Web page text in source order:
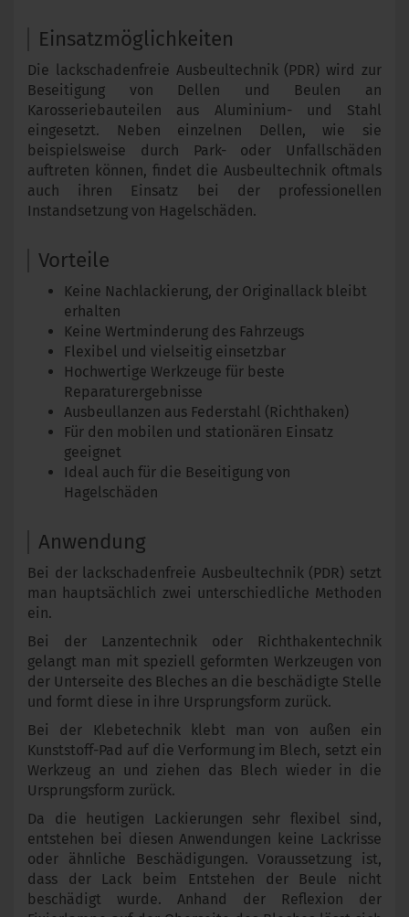
Einsatzmöglichkeiten
Die lackschadenfreie Ausbeultechnik (PDR) wird zur
Beseitigung von Dellen und Beulen an
Karosseriebauteilen aus Aluminium- und Stahl
eingesetzt. Neben einzelnen Dellen, wie sie
beispielsweise durch Park- oder Unfallschäden
auftreten können, findet die Ausbeultechnik oftmals
auch ihren Einsatz bei der professionellen
Instandsetzung von Hagelschäden.
Vorteile
Keine Nachlackierung, der Originallack bleibt
erhalten
Keine Wertminderung des Fahrzeugs
Flexibel und vielseitig einsetzbar
Hochwertige Werkzeuge für beste
Reparaturergebnisse
Ausbeullanzen aus Federstahl (Richthaken)
Für den mobilen und stationären Einsatz
geeignet
Ideal auch für die Beseitigung von
Hagelschäden
Anwendung
Bei der lackschadenfreie Ausbeultechnik (PDR) setzt
man hauptsächlich zwei unterschiedliche Methoden
ein.
Bei der Lanzentechnik oder Richthakentechnik
gelangt man mit speziell geformten Werkzeugen von
der Unterseite des Bleches an die beschädigte Stelle
und formt diese in ihre Ursprungsform zurück.
Bei der Klebetechnik klebt man von außen ein
Kunststoff-Pad auf die Verformung im Blech, setzt ein
Werkzeug an und ziehen das Blech wieder in die
Ursprungsform zurück.
Da die heutigen Lackierungen sehr flexibel sind,
entstehen bei diesen Anwendungen keine Lackrisse
oder ähnliche Beschädigungen. Voraussetzung ist,
dass der Lack beim Entstehen der Beule nicht
beschädigt wurde. Anhand der Reflexion der